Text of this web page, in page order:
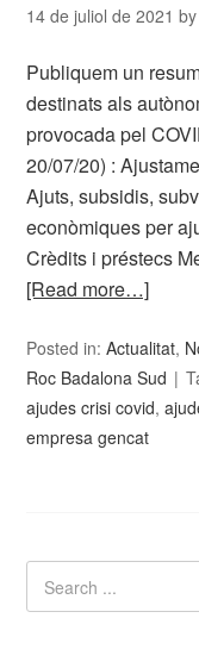
14 de juliol de 2021
Publiquem un
destinats als
provocada pel
20/07/20) :
Ajuts, subsidis,
econòmiques per
Crèdits i préstecs
[Read more…]
Posted in:Actualitat,
Roc Badalona Sud
ajudes crisi covid,
empresa gencat